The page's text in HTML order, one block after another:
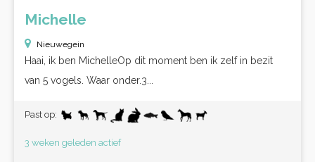
Michelle
Nieuwegein
Haai, ik ben MichelleOp dit moment ben ik zelf in bezit
van 5 vogels. Waar onder.3...
Past op:
3 weken geleden actief